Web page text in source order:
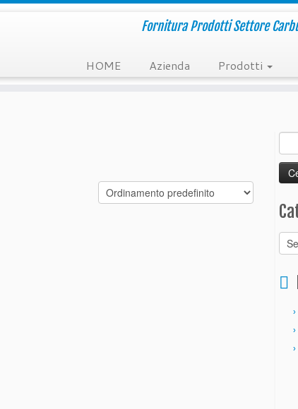
Fornitura Prodotti Settore
HOME Azienda Prodotti
per: